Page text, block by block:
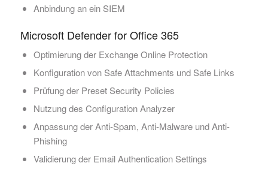
Anbindung an ein SIEM
Microsoft Defender for Office 365
Optimierung der Exchange Online Protection
Konfiguration von Safe Attachments und Safe Links
Prüfung der Preset Security Policies
Nutzung des Configuration Analyzer
Anpassung der Anti-Spam, Anti-Malware und Anti-
Phishing
Validierung der Email Authentication Settings